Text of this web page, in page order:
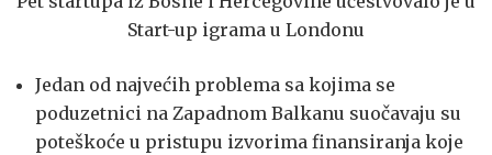
Start-up igrama u Londonu
Jedan od najvećih problema sa kojima se
poduzetnici na Zapadnom Balkanu suočavaju su
poteškoće u pristupu izvorima finansiranja koje